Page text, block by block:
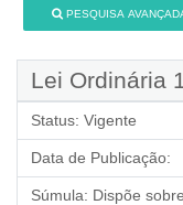
PESQUISA
Lei Ordinária
Status: Vigente
Data de Publicação:
Súmula: Dispõe